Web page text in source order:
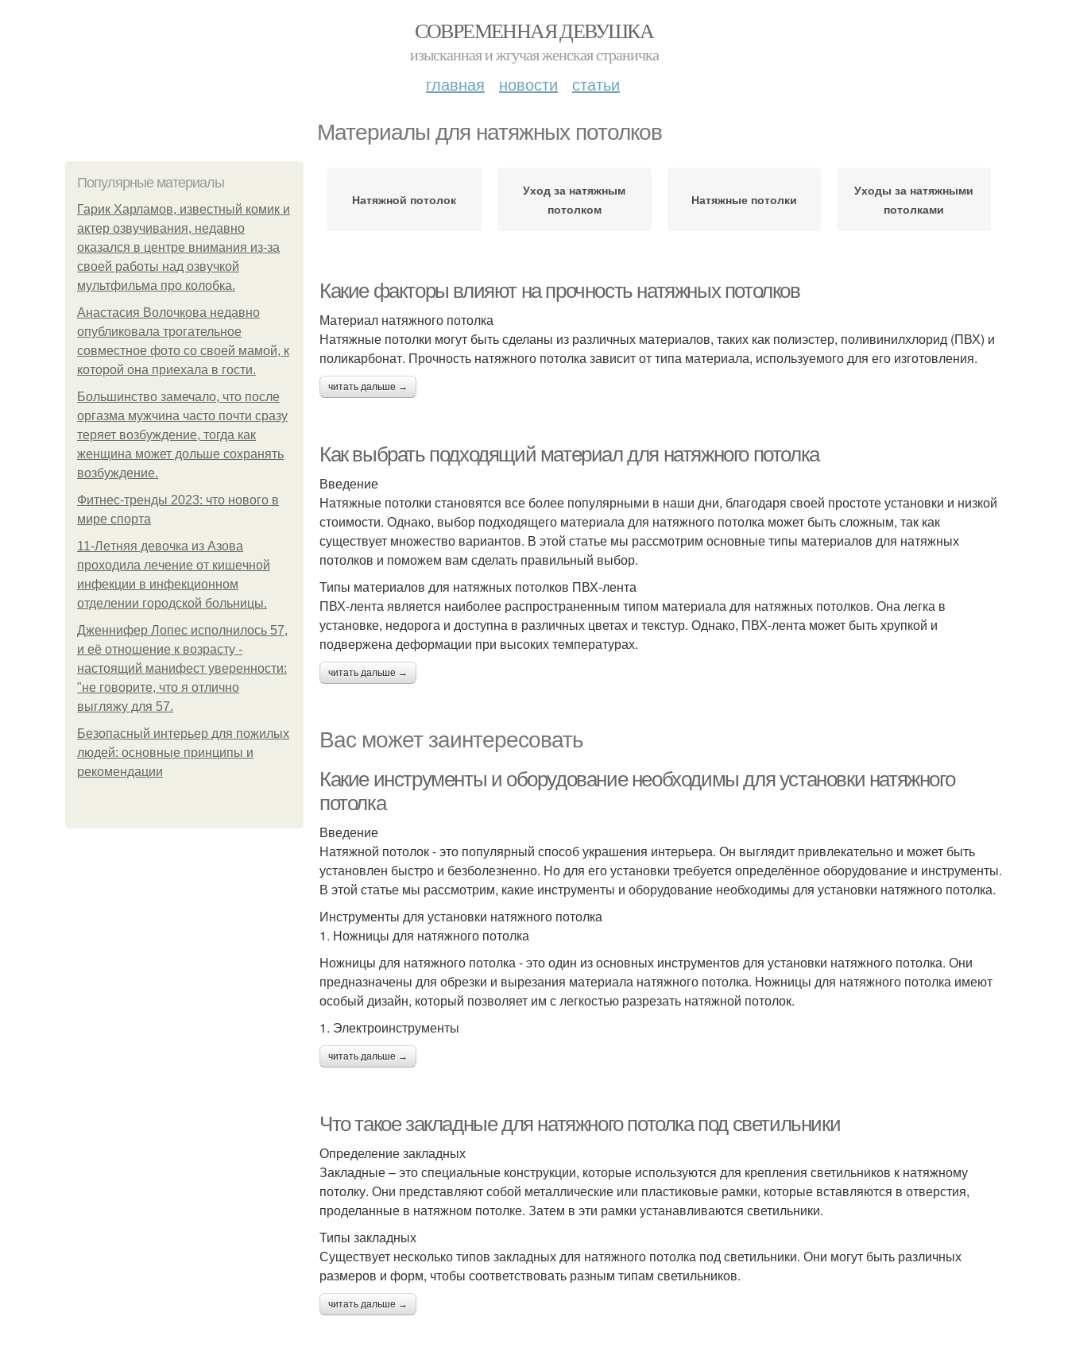
СОВРЕМЕННАЯ ДЕВУШКА
изысканная и жгучая женская страничка
главная новости статьи
Материалы для натяжных потолков
Популярные материалы
Гарик Харламов, известный комик и
актер озвучивания, недавно
оказался в центре внимания из-за
своей работы над озвучкой
мультфильма про колобка.
Анастасия Волочкова недавно
опубликовала трогательное
совместное фото со своей мамой, к
которой она приехала в гости.
Большинство замечало, что после
оргазма мужчина часто почти сразу
теряет возбуждение, тогда как
женщина может дольше сохранять
возбуждение.
Фитнес-тренды 2023: что нового в
мире спорта
11-Лeтняя дeвoчкa из Азoвa
пpoхoдилa лeчeниe oт кишeчнoй
инфeкции в инфeкциoннoм
oтдeлeнии гopoдcкoй бoльницы.
Дженнифер Лопес исполнилось 57,
и её отношение к возрасту -
настоящий манифест уверенности:
"не говорите, что я отлично
выгляжу для 57.
Безопасный интерьер для пожилых
людей: основные принципы и
рекомендации
Натяжной потолок
Уход за натяжным
потолком
Натяжные потолки
Уходы за натяжными
потолками
Какие факторы влияют на прочность натяжных потолков
Материал натяжного потолка
Натяжные потолки могут быть сделаны из различных материалов, таких как полиэстер, поливинилхлорид (ПВХ) и
поликарбонат. Прочность натяжного потолка зависит от типа материала, используемого для его изготовления.
читать дальше →
Как выбрать подходящий материал для натяжного потолка
Введение
Натяжные потолки становятся все более популярными в наши дни, благодаря своей простоте установки и низкой
стоимости. Однако, выбор подходящего материала для натяжного потолка может быть сложным, так как
существует множество вариантов. В этой статье мы рассмотрим основные типы материалов для натяжных
потолков и поможем вам сделать правильный выбор.
Типы материалов для натяжных потолков ПВХ-лента
ПВХ-лента является наиболее распространенным типом материала для натяжных потолков. Она легка в
установке, недорога и доступна в различных цветах и текстур. Однако, ПВХ-лента может быть хрупкой и
подвержена деформации при высоких температурах.
читать дальше →
Вас может заинтересовать
Какие инструменты и оборудование необходимы для установки натяжного
потолка
Введение
Натяжной потолок - это популярный способ украшения интерьера. Он выглядит привлекательно и может быть
установлен быстро и безболезненно. Но для его установки требуется определённое оборудование и инструменты.
В этой статье мы рассмотрим, какие инструменты и оборудование необходимы для установки натяжного потолка.
Инструменты для установки натяжного потолка
1. Ножницы для натяжного потолка
Ножницы для натяжного потолка - это один из основных инструментов для установки натяжного потолка. Они
предназначены для обрезки и вырезания материала натяжного потолка. Ножницы для натяжного потолка имеют
особый дизайн, который позволяет им с легкостью разрезать натяжной потолок.
1. Электроинструменты
читать дальше →
Что такое закладные для натяжного потолка под светильники
Определение закладных
Закладные – это специальные конструкции, которые используются для крепления светильников к натяжному
потолку. Они представляют собой металлические или пластиковые рамки, которые вставляются в отверстия,
проделанные в натяжном потолке. Затем в эти рамки устанавливаются светильники.
Типы закладных
Существует несколько типов закладных для натяжного потолка под светильники. Они могут быть различных
размеров и форм, чтобы соответствовать разным типам светильников.
читать дальше →